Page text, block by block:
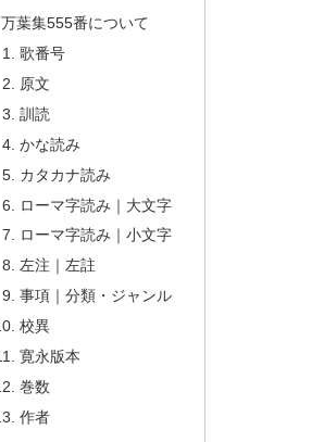
万葉集555番について
歌番号
原文
訓読
かな読み
カタカナ読み
ローマ字読み｜大文字
ローマ字読み｜小文字
左注｜左註
事項｜分類・ジャンル
校異
寛永版本
巻数
作者